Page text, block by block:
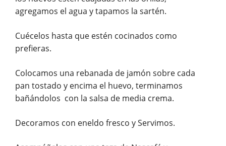
agregamos el agua y tapamos la sartén.
Cuécelos hasta que estén cocinados como
prefieras.
Colocamos una rebanada de jamón sobre cada
pan tostado y encima el huevo, terminamos
bañándolos con la salsa de media crema.
Decoramos con eneldo fresco y Servimos.